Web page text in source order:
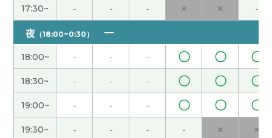
日本假期很多，中国有点少。下次见( 40代 男性 )
我的公司有用ai的人，但是多不多不知道。下次见
40代 男性 )
谢谢您的支持和帮助。和您学中文很开心。托您的
福，这次旅游一切顺利。下次课也很期待！( 50代
女性 )
17:30~ - - - × × -
夜 （18:00~0:30）
18:00~ - - - 〇 〇 〇
18:30~ - - - 〇 〇 〇
19:00~ - - - 〇 〇 〇
19:30~ - - - - × ×